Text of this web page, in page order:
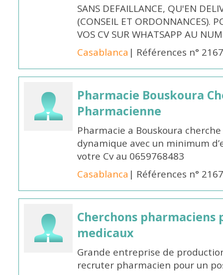
SANS DEFAILLANCE, QU'EN
(CONSEIL ET ORDONNANCES).
VOS CV SUR WHATSAPP AU
Casablanca | Références n°
Pharmacie Bouskoura
Pharmacienne
Pharmacie a Bouskoura
dynamique avec un minimum
votre Cv au 0659768483
Casablanca | Références n°
Cherchons
medicaux
Grande entreprise de
recruter pharmacien pour un